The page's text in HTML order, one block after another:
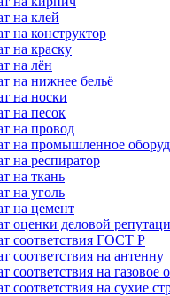
на клей
на конструктор
на краску
на лён
на нижнее бельё
на носки
на песок
на провод
на промышленное
на респиратор
на ткань
на уголь
на цемент
оценки деловой
соответствия ГОСТ Р
соответствия на антенну
соответствия на газовое
соответствия на сухие